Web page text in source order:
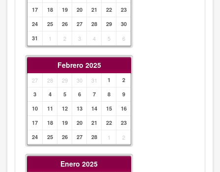
17
18 19 20 21 22
23
24
25 26 27 28 29
30
31
1 2 3 4 5 6
Febrero 2025
27 28 29 30 31 1
2
3
4 5 6 7 8
9
10
11 12 13 14 15
16
17
18 19 20 21 22
23
24
25 26 27 28 1 2
Enero 2025